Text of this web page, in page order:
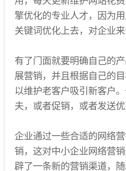
擎优化的专业人才，因为
关键词优化上去，对企业
有了门面就要明确自己的
展营销，并且根据自己的
以维护老客户吸引新客户
夫，或者促销，或者发送
企业通过一些合适的网络
销，这对中小企业网络营
辟了一条新的营销渠道，